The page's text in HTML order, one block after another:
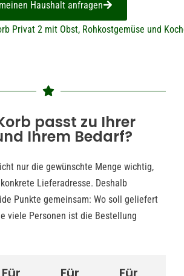
Haushalt anfragen
passt zu Ihrer
Ihrem Bedarf?
nur die gewünschte Menge wichtig,
Lieferadresse. Deshalb
Punkte gemeinsam: Wo soll geliefert
viele Personen ist die Bestellung